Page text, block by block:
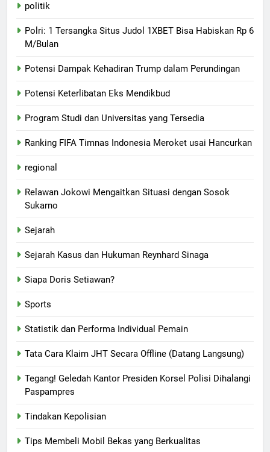
politik
Polri: 1 Tersangka Situs Judol 1XBET Bisa Habiskan Rp 6
M/Bulan
Potensi Dampak Kehadiran Trump dalam Perundingan
Potensi Keterlibatan Eks Mendikbud
Program Studi dan Universitas yang Tersedia
Ranking FIFA Timnas Indonesia Meroket usai Hancurkan
regional
Relawan Jokowi Mengaitkan Situasi dengan Sosok
Sukarno
Sejarah
Sejarah Kasus dan Hukuman Reynhard Sinaga
Siapa Doris Setiawan?
Sports
Statistik dan Performa Individual Pemain
Tata Cara Klaim JHT Secara Offline (Datang Langsung)
Tegang! Geledah Kantor Presiden Korsel Polisi Dihalangi
Paspampres
Tindakan Kepolisian
Tips Membeli Mobil Bekas yang Berkualitas